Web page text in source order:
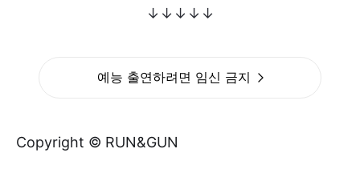
↓↓↓↓↓
예능 출연하려면 임신 금지
Copyright © RUN&GUN